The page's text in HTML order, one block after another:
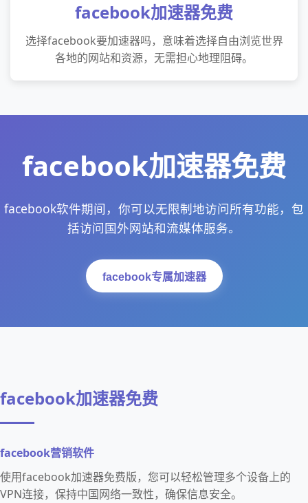
facebook加速器免费
选择facebook要加速器吗，意味着选择自由浏览世界
各地的网站和资源，无需担心地理阻碍。
facebook加速器免费
facebook软件期间，你可以无限制地访问所有功能，包
括访问国外网站和流媒体服务。
facebook专属加速器
facebook加速器免费
facebook营销软件
使用facebook加速器免费版，您可以轻松管理多个设备上的
VPN连接，保持中国网络一致性，确保信息安全。